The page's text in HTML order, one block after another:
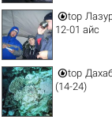
top
12-01 айс
top
(14-24)